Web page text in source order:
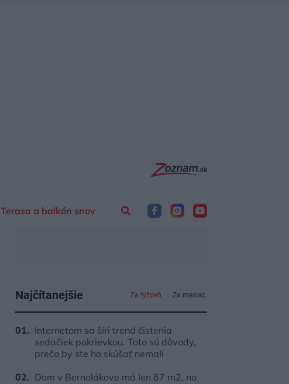
Terasa a balkón snov
Najčítanejšie Za týždeň Za mesiac
Internetom sa šíri trend čistenia
sedačiek pokrievkou. Toto sú dôvody,
prečo by ste ho skúšať nemali
Dom v Bernolákove má len 67 m2, no